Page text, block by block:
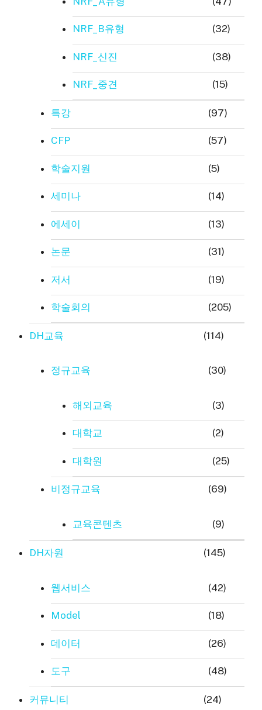
NRF_B유형 (32)
NRF_신진 (38)
NRF_중견 (15)
특강 (97)
CFP (57)
학술지원 (5)
세미나 (14)
에세이 (13)
논문 (31)
저서 (19)
학술회의 (205)
DH교육 (114)
정규교육 (30)
해외교육 (3)
대학교 (2)
대학원 (25)
비정규교육 (69)
교육콘텐츠 (9)
DH자원 (145)
웹서비스 (42)
Model (18)
데이터 (26)
도구 (48)
커뮤니티 (24)